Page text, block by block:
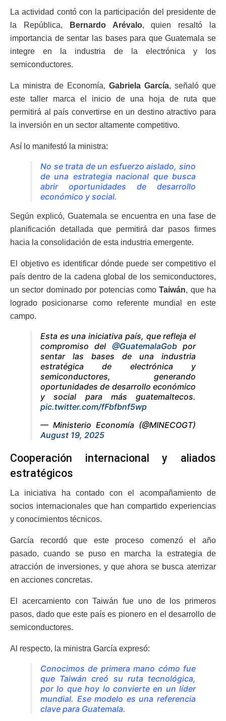
La actividad contó con la participación del presidente de
la República,
Bernardo Arévalo, quien resaltó la
importancia de sentar las bases para que Guatemala se
integre en la industria de la electrónica y los
semiconductores.
La ministra de Economía, Gabriela García, señaló que
este taller marca el inicio de una hoja de ruta que
permitirá al país convertirse en un destino atractivo para
la inversión en un sector altamente competitivo.
Así lo manifestó la ministra:
No se trata de un esfuerzo aislado, sino
de una estrategia nacional que busca
abrir oportunidades de desarrollo
económico y social.
Según explicó, Guatemala se encuentra en una fase de
planificación detallada que permitirá dar pasos firmes
hacia la consolidación de esta industria emergente.
El objetivo es identificar dónde puede ser competitivo el
país dentro de la cadena global de los semiconductores,
un sector dominado por potencias comoTaiwán, que ha
logrado posicionarse como referente mundial en este
campo.
Esta es una iniciativa país, que refleja el
compromiso del @GuatemalaGobpor
sentar las bases de una industria
estratégica de electrónica y
semiconductores, generando
oportunidades de desarrollo económico
y social para más guatemaltecos.
pic.twitter.com/fFbfbnf5wp
— Ministerio Economía (@MINECOGT)
August 19, 2025
Cooperación internacional y aliados
estratégicos
La iniciativa ha contado con el acompañamiento de
socios internacionales que han compartido experiencias
y conocimientos técnicos.
García recordó que este proceso comenzó el año
pasado, cuando se puso en marcha la estrategia de
atracción de inversiones, y que ahora se busca aterrizar
en acciones concretas.
El acercamiento con Taiwán fue uno de los primeros
pasos, dado que este país es pionero en el desarrollo de
semiconductores.
Al respecto, la ministra García expresó:
Conocimos de primera mano cómo fue
que Taiwán creó su ruta tecnológica,
por lo que hoy lo convierte en un líder
mundial. Ese modelo es una referencia
clave para Guatemala.